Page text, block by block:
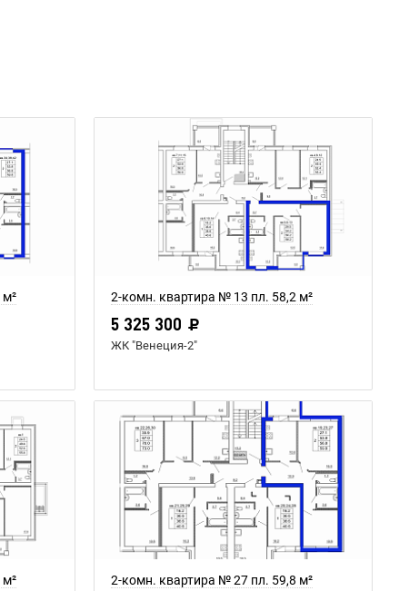
2-комн. квартира № 13 пл. 58,2 м²
5 325 300
ЖК "Венеция-2"
2-комн. квартира № 27 пл. 59,8 м²